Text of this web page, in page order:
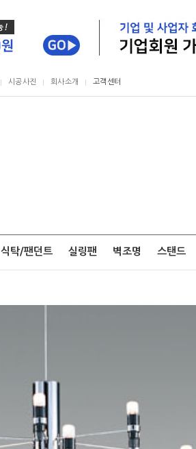
시공사진 회사소개 고객센터
식탁/팬던트 실링팬 벽조명 스탠드